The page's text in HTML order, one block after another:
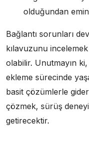
olduğundan
Bağlantı sorunları
kılavuzunu
olabilir. Unutmayın ki,
ekleme sürecinde
basit çözümlerle
çözmek, sürüş
getirecektir.